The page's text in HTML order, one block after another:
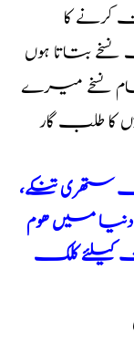
کرنے کا
بتاتا ہوں
نسخے میرے
کا طلب گار
ستھری تنکے،
دنیا میں ھوم
کیلئے کلک